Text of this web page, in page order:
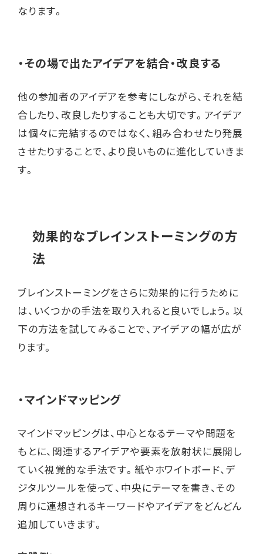
なります。
・その場で出たアイデアを結合・改良する
他の参加者のアイデアを参考にしながら、それを結
合したり、改良したりすることも大切です。アイデア
は個々に完結するのではなく、組み合わせたり発展
させたりすることで、より良いものに進化していきま
す。
効果的なブレインストーミングの方
法
ブレインストーミングをさらに効果的に行うために
は、いくつかの手法を取り入れると良いでしょう。以
下の方法を試してみることで、アイデアの幅が広が
ります。
・マインドマッピング
マインドマッピングは、中心となるテーマや問題を
もとに、関連するアイデアや要素を放射状に展開し
ていく視覚的な手法です。紙やホワイトボード、デ
ジタルツールを使って、中央にテーマを書き、その
周りに連想されるキーワードやアイデアをどんどん
追加していきます。